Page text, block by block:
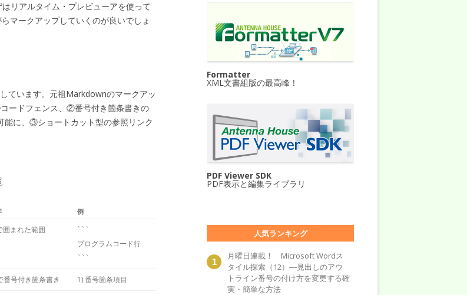
リアルタイム・プレビューアを使って
マークアップしていくのが良いでしょ
ています。元祖Markdownのマークアッ
ードフェンス、②番号付き箇条書きの
能に、③ショートカット型の参照リンク
例
まれた範囲
```
プログラムコード行
```
番号付き箇条書き 1) 番号箇条項目
Formatter
XML文書組版の最高峰！
PDF Viewer SDK
PDF表示と編集ライブラリ
人気ランキング
月曜日連載！ Microsoft Wordス
タイル探索（12）―見出しのアウ
トライン番号の付け方を変更する確
実・簡単な方法